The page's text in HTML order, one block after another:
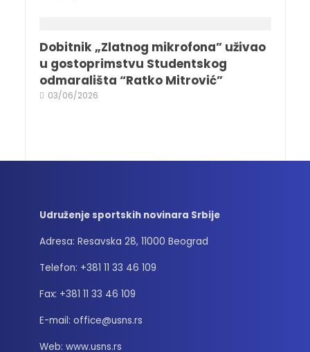
Dobitnik „Zlatnog mikrofona” uživao
u gostoprimstvu Studentskog
odmarališta “Ratko Mitrović”
03/06/2026
Udruženje sportskih novinara Srbije
Adresa: Resavska 28, 11000 Beograd
Telefon: +381 11 33 46 109
Fax: +381 11 33 46 109
E-mail: office@usns.rs
Web: www.usns.rs